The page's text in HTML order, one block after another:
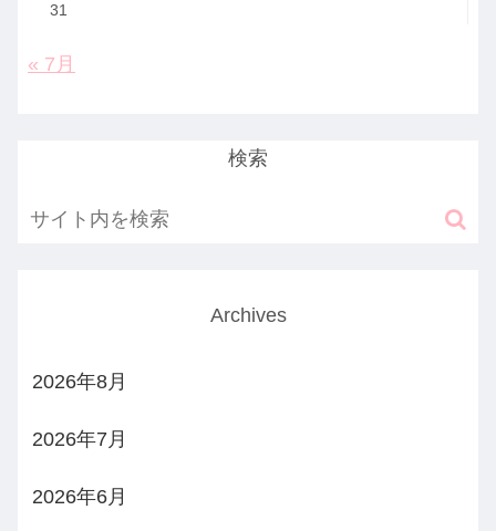
31
« 7月
検索
Archives
2026年8月
2026年7月
2026年6月